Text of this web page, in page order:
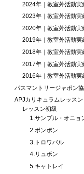
2024年｜教室外活動実
2023年｜教室外活動実
2020年｜教室外活動実
2019年｜教室外活動実
2018年｜教室外活動実
2017年｜教室外活動実
2016年｜教室外活動実
パスマントリージャポン
APJカリキュラムレッスン
レッスン初級
1.サンプル・オニョ
2.ポンポン
3.トロワバル
4.リュボン
5.キャトレイ